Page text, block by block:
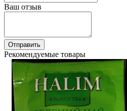
Ваш отзыв
Отправить
Рекомендуемые товары